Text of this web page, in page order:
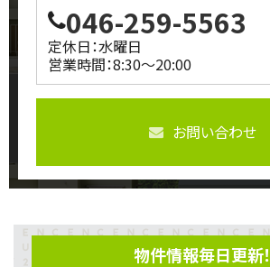
046-259-5563
定休日：水曜日
営業時間：8:30～20:00
お問い合わせ
物件情報毎日更新！